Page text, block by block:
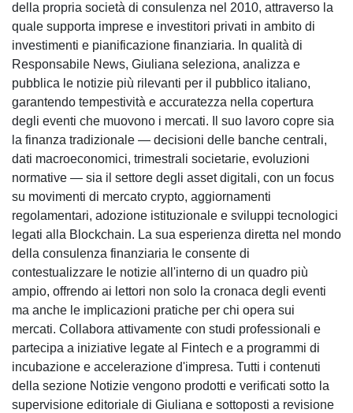
della propria società di consulenza nel 2010, attraverso la
quale supporta imprese e investitori privati in ambito di
investimenti e pianificazione finanziaria. In qualità di
Responsabile News, Giuliana seleziona, analizza e
pubblica le notizie più rilevanti per il pubblico italiano,
garantendo tempestività e accuratezza nella copertura
degli eventi che muovono i mercati. Il suo lavoro copre sia
la finanza tradizionale — decisioni delle banche centrali,
dati macroeconomici, trimestrali societarie, evoluzioni
normative — sia il settore degli asset digitali, con un focus
su movimenti di mercato crypto, aggiornamenti
regolamentari, adozione istituzionale e sviluppi tecnologici
legati alla Blockchain. La sua esperienza diretta nel mondo
della consulenza finanziaria le consente di
contestualizzare le notizie all'interno di un quadro più
ampio, offrendo ai lettori non solo la cronaca degli eventi
ma anche le implicazioni pratiche per chi opera sui
mercati. Collabora attivamente con studi professionali e
partecipa a iniziative legate al Fintech e a programmi di
incubazione e accelerazione d'impresa. Tutti i contenuti
della sezione Notizie vengono prodotti e verificati sotto la
supervisione editoriale di Giuliana e sottoposti a revisione